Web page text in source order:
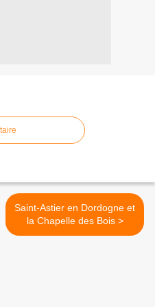
Saint-Astier en Dordogne et
la Chapelle des Bois >